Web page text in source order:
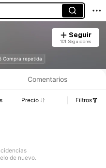
Seguir
101 Seguidores
Compra repetida
Comentarios
Precio Filtros
de nuevo.